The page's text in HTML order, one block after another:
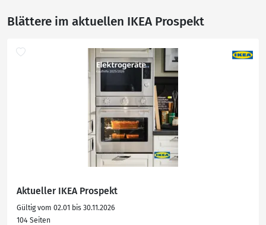
Blättere im aktuellen IKEA Prospekt
Aktueller IKEA Prospekt
Gültig vom 02.01 bis 30.11.2026
104 Seiten